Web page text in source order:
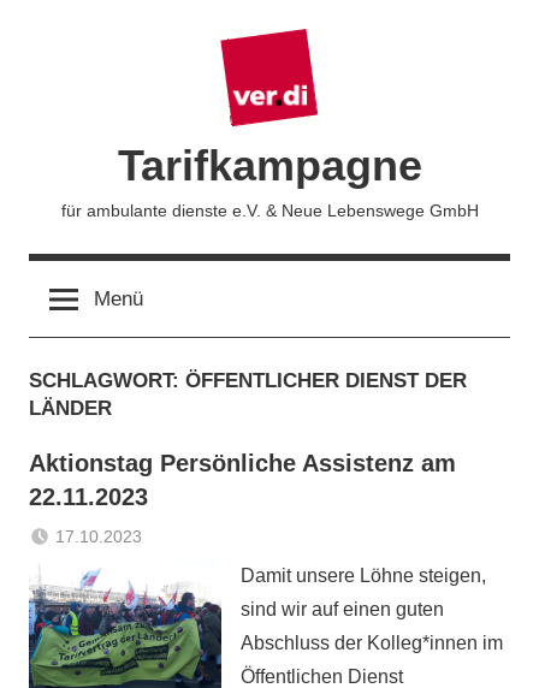
Tarifkampagne
für ambulante dienste e.V. & Neue Lebenswege GmbH
Menü
SCHLAGWORT: ÖFFENTLICHER DIENST DER
LÄNDER
Aktionstag Persönliche Assistenz am
22.11.2023
17.10.2023
Steffens
Damit unsere Löhne steigen,
sind wir auf einen guten
Abschluss der Kolleg*innen im
Öffentlichen Dienst